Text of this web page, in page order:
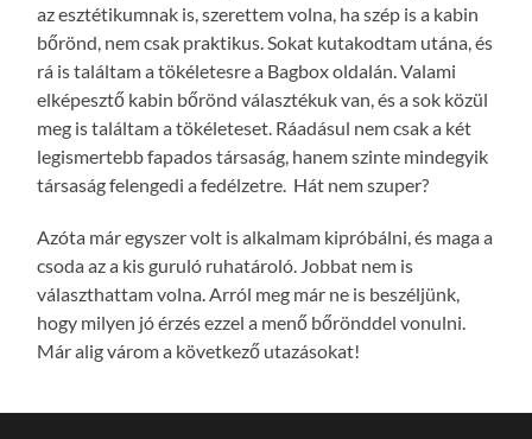
az esztétikumnak is, szerettem volna, ha szép is a kabin
bőrönd, nem csak praktikus. Sokat kutakodtam utána, és
rá is találtam a tökéletesre a Bagbox oldalán. Valami
elképesztő kabin bőrönd választékuk van, és a sok közül
meg is találtam a tökéleteset. Ráadásul nem csak a két
legismertebb fapados társaság, hanem szinte mindegyik
társaság felengedi a fedélzetre. Hát nem szuper?
Azóta már egyszer volt is alkalmam kipróbálni, és maga a
csoda az a kis guruló ruhatároló. Jobbat nem is
választhattam volna. Arról meg már ne is beszéljünk,
hogy milyen jó érzés ezzel a menő bőrönddel vonulni.
Már alig várom a következő utazásokat!